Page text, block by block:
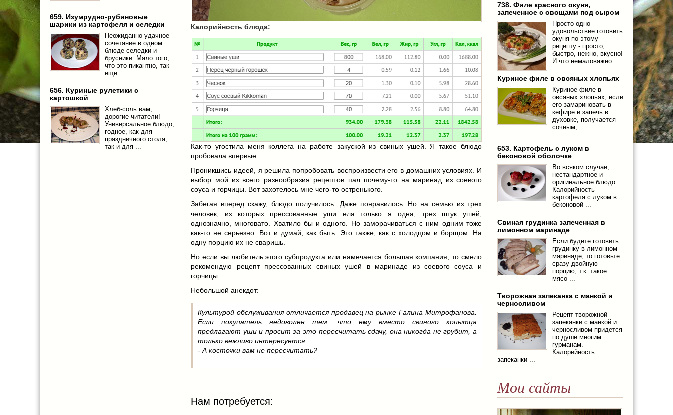
Калорийность блюда:
Как-то угостила меня коллега на работе закуской из свиных ушей. Я такое блюдо
пробовала впервые.
Проникшись идеей, я решила попробовать воспроизвести его в домашних условиях. И
выбор мой из всего разнообразия рецептов пал почему-то на маринад из соевого
соуса и горчицы. Вот захотелось мне чего-то остренького.
Забегая вперед скажу, блюдо получилось. Даже понравилось. Но на семью из трех
человек, из которых прессованные уши ела только я одна, трех штук ушей,
однозначно, многовато. Хватило бы и одного. Но заморачиваться с ним одним тоже
как-то не серьезно. Вот и думай, как быть. Это также, как с холодцом и борщом. На
одну порцию их не сваришь.
Но если вы любитель этого субпродукта или намечается большая компания, то смело
рекомендую рецепт прессованных свиных ушей в маринаде из соевого соуса и
горчицы.
Небольшой анекдот:
Культурой обслуживания отличается продавец на рынке Галина Митрофанова.
Если покупатель недоволен тем, что ему вместо свиного копытца
предлагают уши и просит за это пересчитать сдачу, она никогда не грубит, а
только вежливо интересуется:
- А косточки вам не пересчитать?
Нам потребуется:
659. Изумрудно-рубиновые
шарики из картофеля и селедки
Неожиданно удачное
сочетание в одном
блюде селедки и
брусники. Мало того,
что это пикантно, так
еще ...
656. Куриные рулетики с
картошкой
Хлеб-соль вам,
дорогие читатели!
Универсальное блюдо,
годное, как для
праздничного стола,
так и для ...
738. Филе красного окуня,
запеченное с овощами под сыром
Просто одно
удовольствие готовить
окуня по этому
рецепту - просто,
быстро, нежно, вкусно!
И что немаловажно ...
Куриное филе в овсяных хлопьях
Куриное филе в
овсяных хлопьях, если
его замариновать в
кефире и запечь в
духовке, получается
сочным, ...
653. Картофель с луком в
беконовой оболочке
Во всяком случае,
нестандартное и
оригинальное блюдо...
Калорийность
картофеля с луком в
беконовой ...
Свиная грудинка запеченная в
лимонном маринаде
Если будете готовить
грудинку в лимонном
маринаде, то готовьте
сразу двойную
порцию, т.к. такое
мясо ...
Творожная запеканка с манкой и
черносливом
Рецепт творожной
запеканки с манкой и
черносливом придется
по душе многим
гурманам.
Калорийность
запеканки ...
Мои сайты